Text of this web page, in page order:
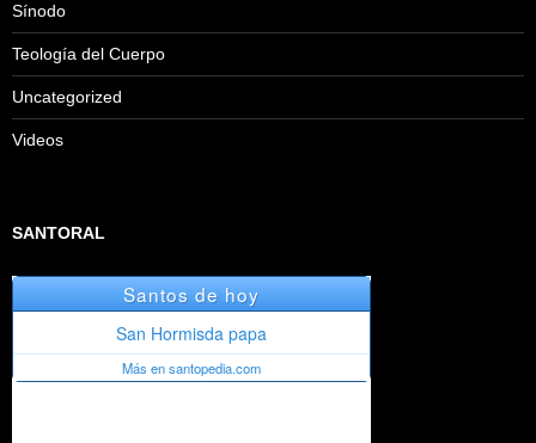
Sínodo
Teología del Cuerpo
Uncategorized
Videos
SANTORAL